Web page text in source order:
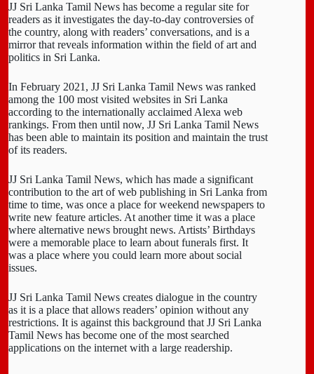
JJ Sri Lanka Tamil News has become a regular site for
readers as it investigates the day-to-day controversies of
the country, along with readers’ conversations, and is a
mirror that reveals information within the field of art and
politics in Sri Lanka.
In February 2021, JJ Sri Lanka Tamil News was ranked
among the 100 most visited websites in Sri Lanka
according to the internationally acclaimed Alexa web
rankings. From then until now, JJ Sri Lanka Tamil News
has been able to maintain its position and maintain the trust
of its readers.
JJ Sri Lanka Tamil News, which has made a significant
contribution to the art of web publishing in Sri Lanka from
time to time, was once a place for weekend newspapers to
write new feature articles. At another time it was a place
where alternative news brought news. Artists’ Birthdays
were a memorable place to learn about funerals first. It
was a place where you could learn more about social
issues.
JJ Sri Lanka Tamil News creates dialogue in the country
as it is a place that allows readers’ opinion without any
restrictions. It is against this background that JJ Sri Lanka
Tamil News has become one of the most searched
applications on the internet with a large readership.